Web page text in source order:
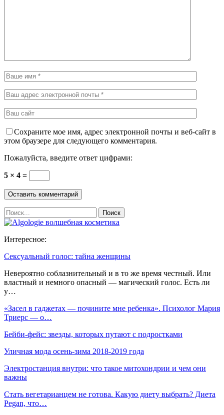
Сохраните мое имя, адрес электронной почты и веб-сайт в
этом браузере для следующего комментария.
Пожалуйста, введите ответ цифрами:
5 × 4 =
Интересное:
Сексуальный голос: тайна женщины
Невероятно соблазнительный и в то же время честный. Или
властный и немного опасный — магический голос. Есть ли
у…
«Засел в гаджетах — почините мне ребенка». Психолог Мария
Триерс — о…
Бейби-фейс: звезды, которых путают с подростками
Уличная мода осень-зима 2018-2019 года
Электростанция внутри: что такое митохондрии и чем они
важны
Стать вегетарианцем не готова. Какую диету выбрать? Диета
Pegan, что…